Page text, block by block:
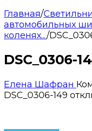
Главная/
автомобильных
коленях.../
DSC_0306-
Елена Шафран
DSC_0306-149